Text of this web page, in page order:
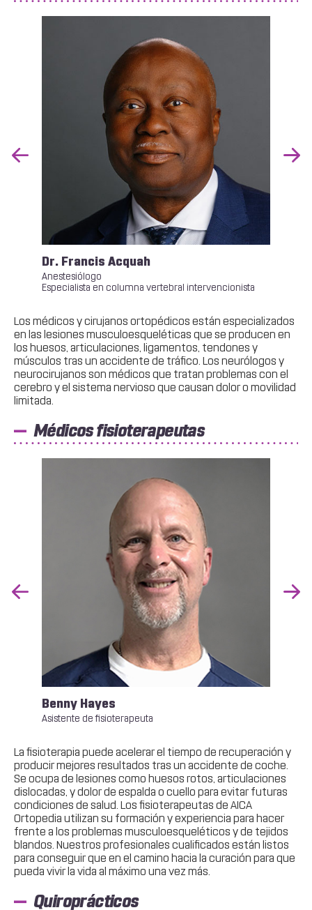
Previous
Dr. Francis Acquah
Anestesiólogo
Especialista en columna vertebral intervencionista
Los médicos y cirujanos ortopédicos están especializados
en las lesiones musculoesqueléticas que se producen en
los huesos, articulaciones, ligamentos, tendones y
músculos tras un accidente de tráfico. Los neurólogos y
neurocirujanos son médicos que tratan problemas con el
cerebro y el sistema nervioso que causan dolor o movilidad
limitada.
Médicos fisioterapeutas
Previous
Benny Hayes
Asistente de fisioterapeuta
La fisioterapia puede acelerar el tiempo de recuperación y
producir mejores resultados tras un accidente de coche.
Se ocupa de lesiones como huesos rotos, articulaciones
dislocadas, y dolor de espalda o cuello para evitar futuras
condiciones de salud. Los fisioterapeutas de AICA
Ortopedia utilizan su formación y experiencia para hacer
frente a los problemas musculoesqueléticos y de tejidos
blandos. Nuestros profesionales cualificados están listos
para conseguir que en el camino hacia la curación para que
pueda vivir la vida al máximo una vez más.
Quiroprácticos